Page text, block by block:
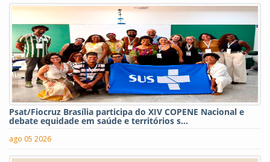
Psat/Fiocruz Brasília participa do XIV COPENE Nacional e
debate equidade em saúde e territórios s...
ago 05 2026